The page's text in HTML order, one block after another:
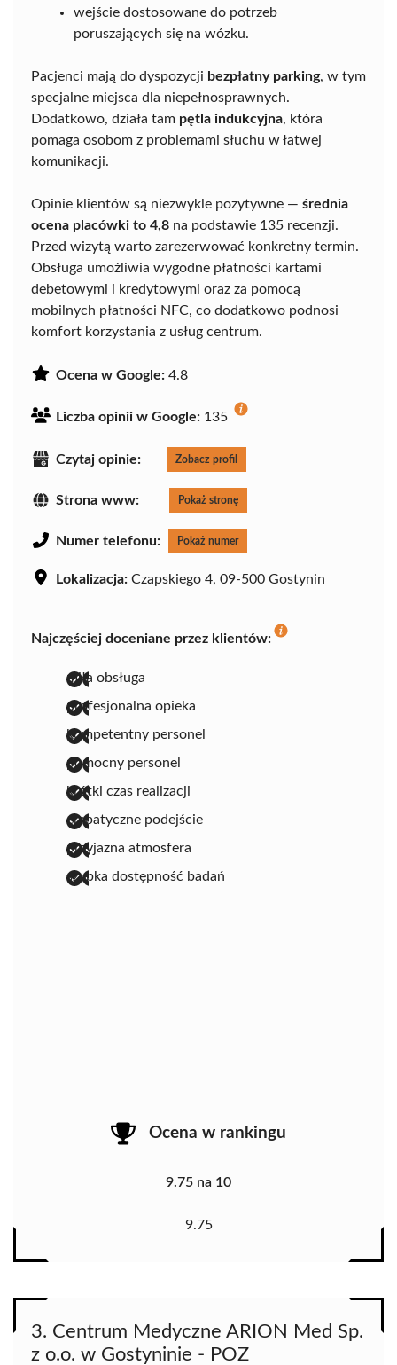
wejście dostosowane do potrzeb
poruszających się na wózku.
Pacjenci mają do dyspozycji bezpłatny parking, w tym
specjalne miejsca dla niepełnosprawnych.
Dodatkowo, działa tam pętla indukcyjna, która
pomaga osobom z problemami słuchu w łatwej
komunikacji.
Opinie klientów są niezwykle pozytywne — średnia
ocena placówki to 4,8 na podstawie 135 recenzji.
Przed wizytą warto zarezerwować konkretny termin.
Obsługa umożliwia wygodne płatności kartami
debetowymi i kredytowymi oraz za pomocą
mobilnych płatności NFC, co dodatkowo podnosi
komfort korzystania z usług centrum.
Ocena w Google: 4.8
Liczba opinii w Google: 135
Czytaj opinie: Zobacz profil
Strona www: Pokaż stronę
Numer telefonu: Pokaż numer
Lokalizacja: Czapskiego 4, 09-500 Gostynin
Najczęściej doceniane przez klientów:
miła obsługa
profesjonalna opieka
kompetentny personel
pomocny personel
krótki czas realizacji
empatyczne podejście
przyjazna atmosfera
szybka dostępność badań
Ocena w rankingu
9.75 na 10
9.75
3. Centrum Medyczne ARION Med Sp.
z o.o. w Gostyninie - POZ